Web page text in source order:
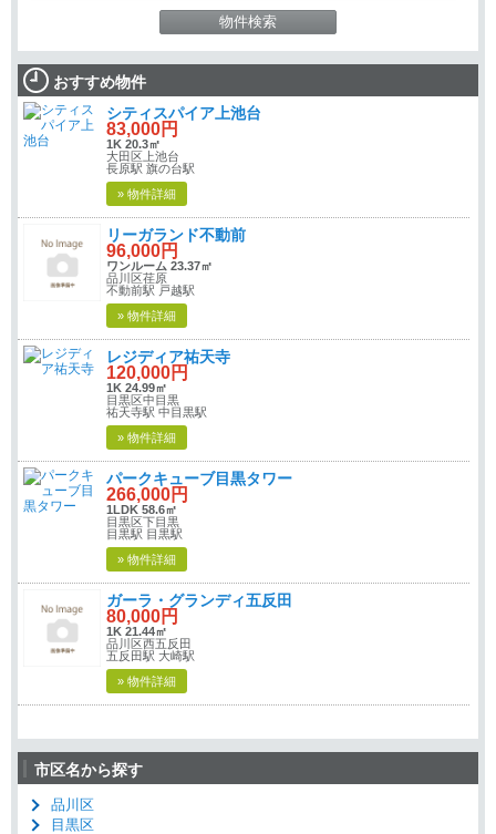
おすすめ物件
シティスパイア上池台
83,000円
1K 20.3㎡
大田区上池台
長原駅 旗の台駅
» 物件詳細
リーガランド不動前
96,000円
ワンルーム 23.37㎡
品川区荏原
不動前駅 戸越駅
» 物件詳細
レジディア祐天寺
120,000円
1K 24.99㎡
目黒区中目黒
祐天寺駅 中目黒駅
» 物件詳細
パークキューブ目黒タワー
266,000円
1LDK 58.6㎡
目黒区下目黒
目黒駅 目黒駅
» 物件詳細
ガーラ・グランディ五反田
80,000円
1K 21.44㎡
品川区西五反田
五反田駅 大崎駅
» 物件詳細
市区名から探す
品川区
目黒区